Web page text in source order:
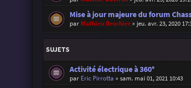
Mise à jour majeure du forum
par Mathieu Brochier» jeu. avr. 23, 2020
SUJETS
Activité électrique à 360°
par Eric Pirrotta » sam. mai 01, 2021 10:43